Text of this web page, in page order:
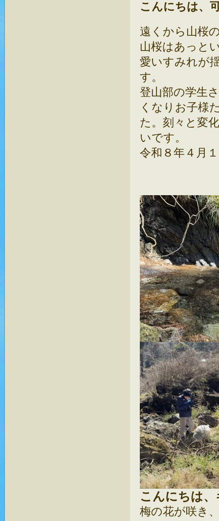
こんにちは、
遠くから山桜
山桜はあっと
愛いすみれが
す。
登山部の学生
くなりお子様
た。刻々と変
いです。
令和８年４月
こんにちは
梅の花が咲き